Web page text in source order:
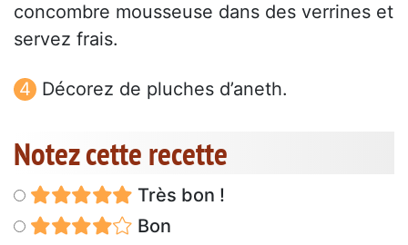
concombre mousseuse dans des verrines et
servez frais.
Décorez de pluches d’aneth.
Notez cette recette
Très bon !
Bon